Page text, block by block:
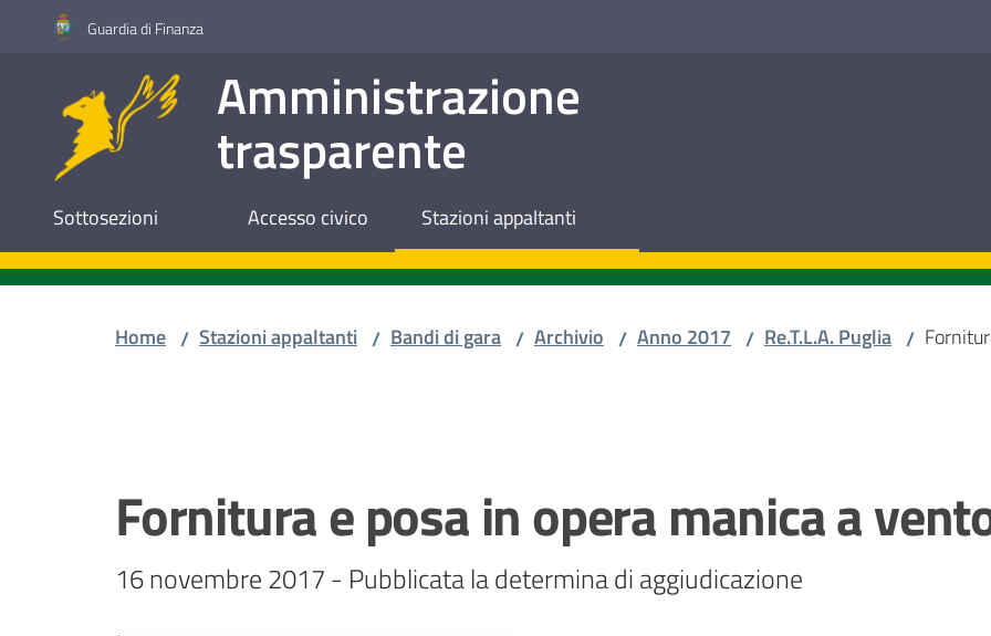
Vai al contenuto
Vai alla navigazione
Vai al footerGuardia di Finanza
Amministrazione
trasparente
Sottosezioni Accesso civico Stazioni appaltanti
Home / Stazioni appaltanti / Bandi di gara / Archivio / Anno 2017 / Re.T.L.A. Puglia /
Fornitura e posa in opera manica a